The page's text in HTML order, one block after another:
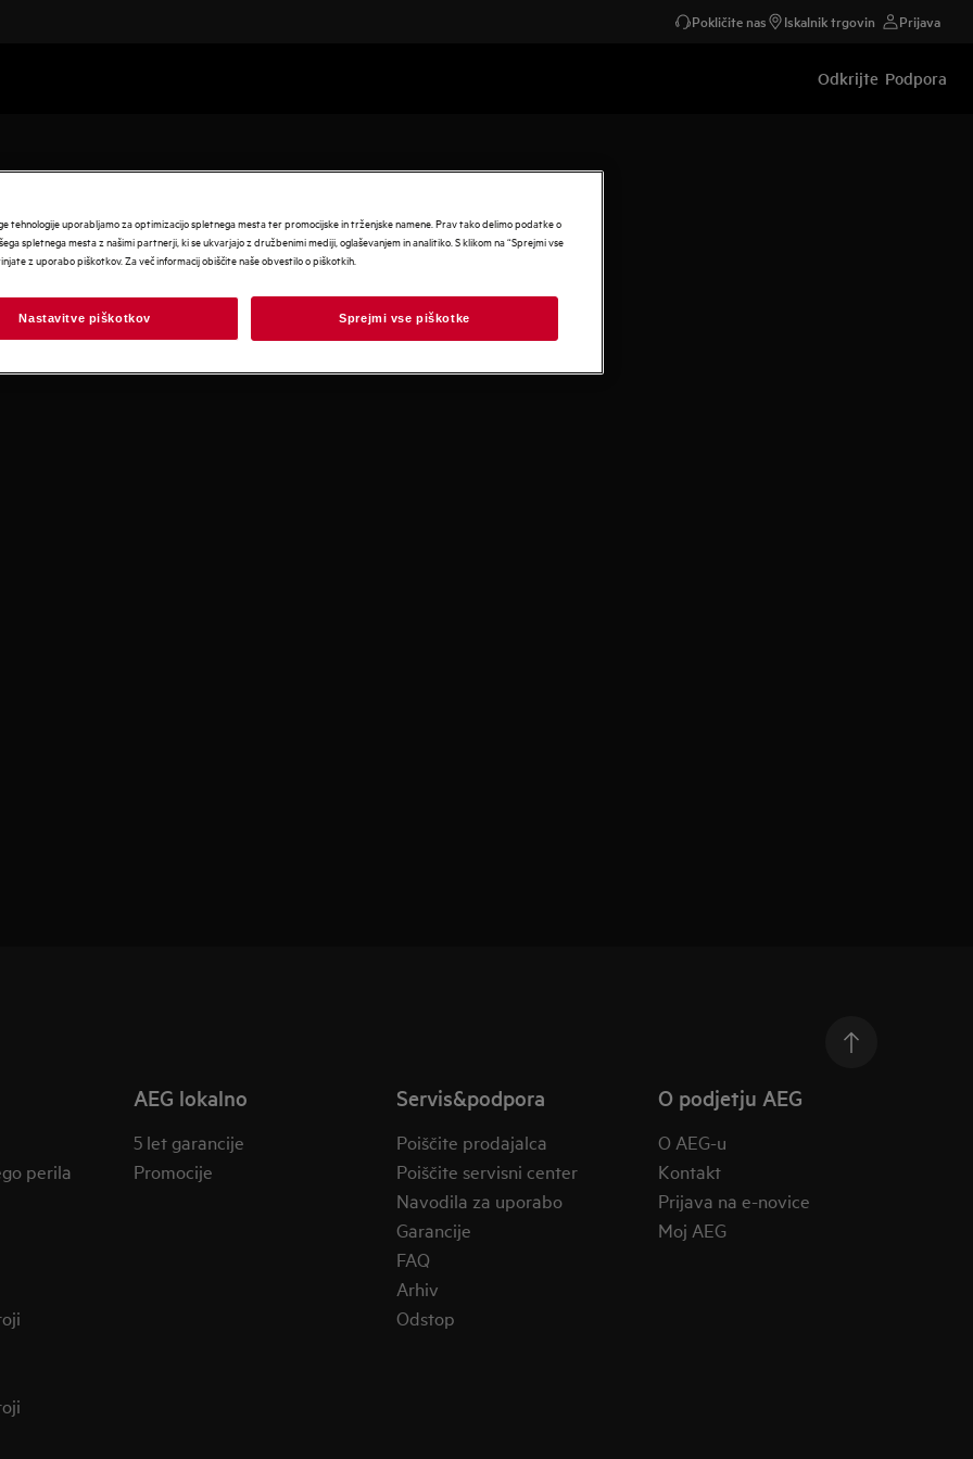
Pokličite nas Iskalnik trgovin Prijava
Odkrijte Podpora
plošče
funkcijami za
z enim prstom.
perila
AEG lokalno
5 let garancije
Promocije
Servis&podpora
Poiščite prodajalca
Poiščite servisni center
Navodila za uporabo
Garancije
FAQ
Arhiv
Odstop
O podjetju AEG
O AEG-u
Kontakt
Prijava na e-novice
Moj AEG
tehnologije uporabljamo za optimizacijo spletnega mesta ter promocijske in trženjske namene. Prav tako delimo podatke o
spletnega mesta z našimi partnerji, ki se ukvarjajo z družbenimi mediji, oglaševanjem in analitiko. S klikom na “Sprejmi vse
z uporabo piškotkov. Za več informacij obiščite naše obvestilo o piškotkih.
Nastavitve piškotkov Sprejmi vse piškotke